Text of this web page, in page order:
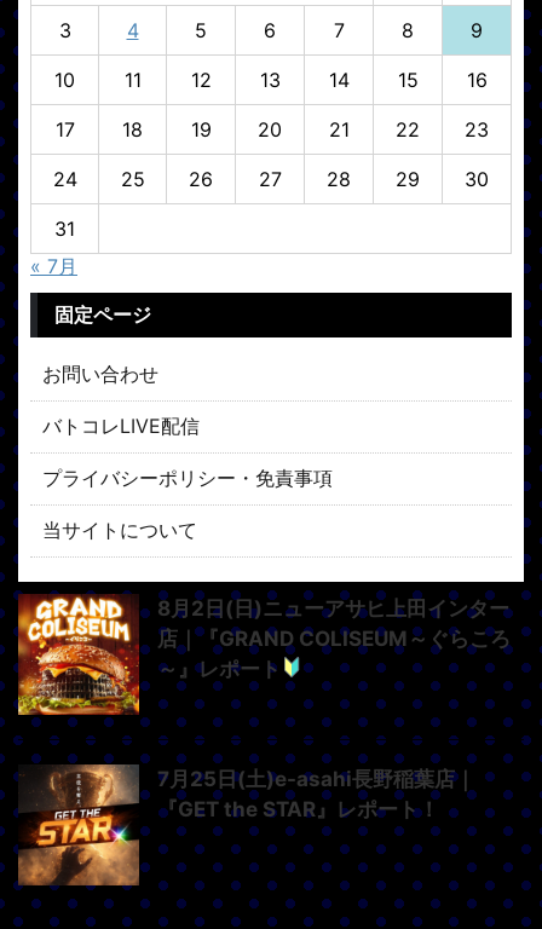
3 4 5 6 7 8 9
10 11 12 13 14 15 16
17 18 19 20 21 22 23
24 25 26 27 28 29 30
31
« 7月
固定ページ
お問い合わせ
バトコレLIVE配信
プライバシーポリシー・免責事項
当サイトについて
8月2日(日)ニューアサヒ上田インター
店｜『GRAND COLISEUM～ぐらころ
～』レポート
7月25日(土)e-asahi長野稲葉店｜
『GET the STAR』レポート！